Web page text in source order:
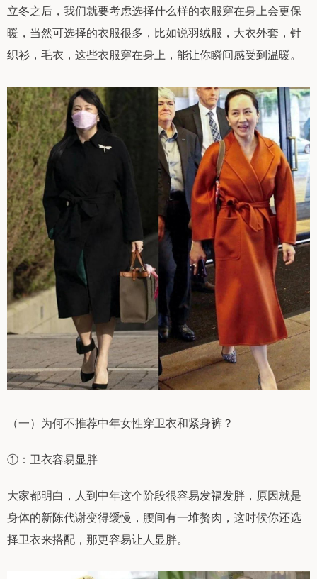
立冬之后，我们就要考虑选择什么样的衣服穿在身上会更保
暖，当然可选择的衣服很多，比如说羽绒服，大衣外套，针
织衫，毛衣，这些衣服穿在身上，能让你瞬间感受到温暖。
（一）为何不推荐中年女性穿卫衣和紧身裤？
①：卫衣容易显胖
大家都明白，人到中年这个阶段很容易发福发胖，原因就是
身体的新陈代谢变得缓慢，腰间有一堆赘肉，这时候你还选
择卫衣来搭配，那更容易让人显胖。